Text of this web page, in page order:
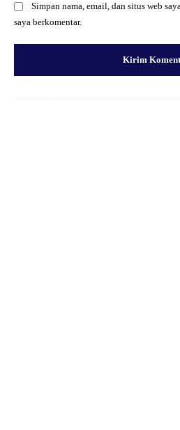
Simpan nama, email, dan situs web
saya berkomentar.